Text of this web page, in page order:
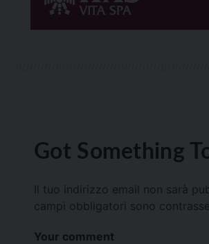
Got Something
Il tuo indirizzo email non sarà
campi obbligatori sono
Your comment